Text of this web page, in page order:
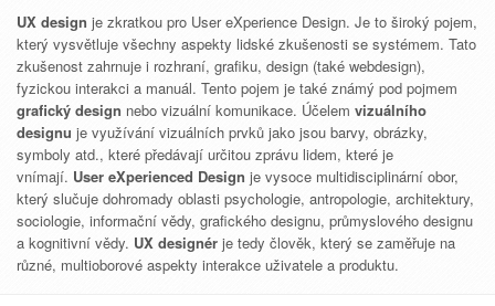
UX design je zkratkou pro User eXperience Design. Je to široký pojem,
který vysvětluje všechny aspekty lidské zkušenosti se systémem. Tato
zkušenost zahrnuje i rozhraní, grafiku, design (také webdesign),
fyzickou interakci a manuál. Tento pojem je také známý pod pojmem
grafický design nebo vizuální komunikace. Účelem vizuálního
designu je využívání vizuálních prvků jako jsou barvy, obrázky,
symboly atd., které předávají určitou zprávu lidem, které je
vnímají. User eXperienced Design je vysoce multidisciplinární obor,
který slučuje dohromady oblasti psychologie, antropologie, architektury,
sociologie, informační vědy, grafického designu, průmyslového designu
a kognitivní vědy. UX designér je tedy člověk, který se zaměřuje na
různé, multioborové aspekty interakce uživatele a produktu.